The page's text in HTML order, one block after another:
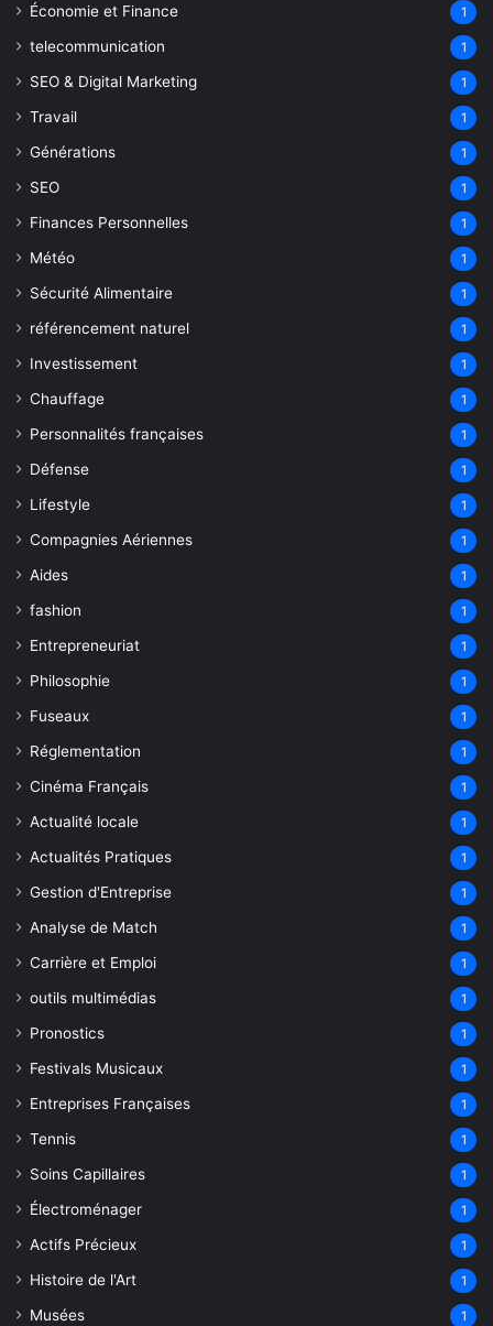
Économie et Finance 1
telecommunication 1
SEO & Digital Marketing 1
Travail 1
Générations 1
SEO 1
Finances Personnelles 1
Météo 1
Sécurité Alimentaire 1
référencement naturel 1
Investissement 1
Chauffage 1
Personnalités françaises 1
Défense 1
Lifestyle 1
Compagnies Aériennes 1
Aides 1
fashion 1
Entrepreneuriat 1
Philosophie 1
Fuseaux 1
Réglementation 1
Cinéma Français 1
Actualité locale 1
Actualités Pratiques 1
Gestion d'Entreprise 1
Analyse de Match 1
Carrière et Emploi 1
outils multimédias 1
Pronostics 1
Festivals Musicaux 1
Entreprises Françaises 1
Tennis 1
Soins Capillaires 1
Électroménager 1
Actifs Précieux 1
Histoire de l'Art 1
Musées 1